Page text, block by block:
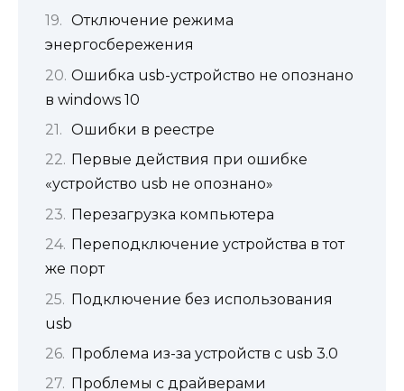
Отключение режима
энергосбережения
Ошибка usb-устройство не опознано
в windows 10
Ошибки в реестре
Первые действия при ошибке
«устройство usb не опознано»
Перезагрузка компьютера
Переподключение устройства в тот
же порт
Подключение без использования
usb
Проблема из-за устройств с usb 3.0
Проблемы с драйверами